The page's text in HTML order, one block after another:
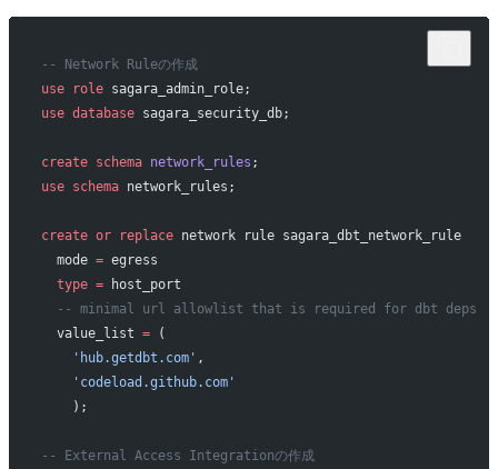
-- Network Ruleの作成
use role sagara_admin_role;
use database sagara_security_db;
create schema network_rules ;
use schema network_rules;
create or replace network rule sagara_dbt_network_rule
  mode
= egress
  type
= host_port
  -- minimal url allowlist that is required for dbt deps
  value_list
= (
    'hub.getdbt.com'
,
    'codeload.github.com'
    );
-- External Access Integrationの作成